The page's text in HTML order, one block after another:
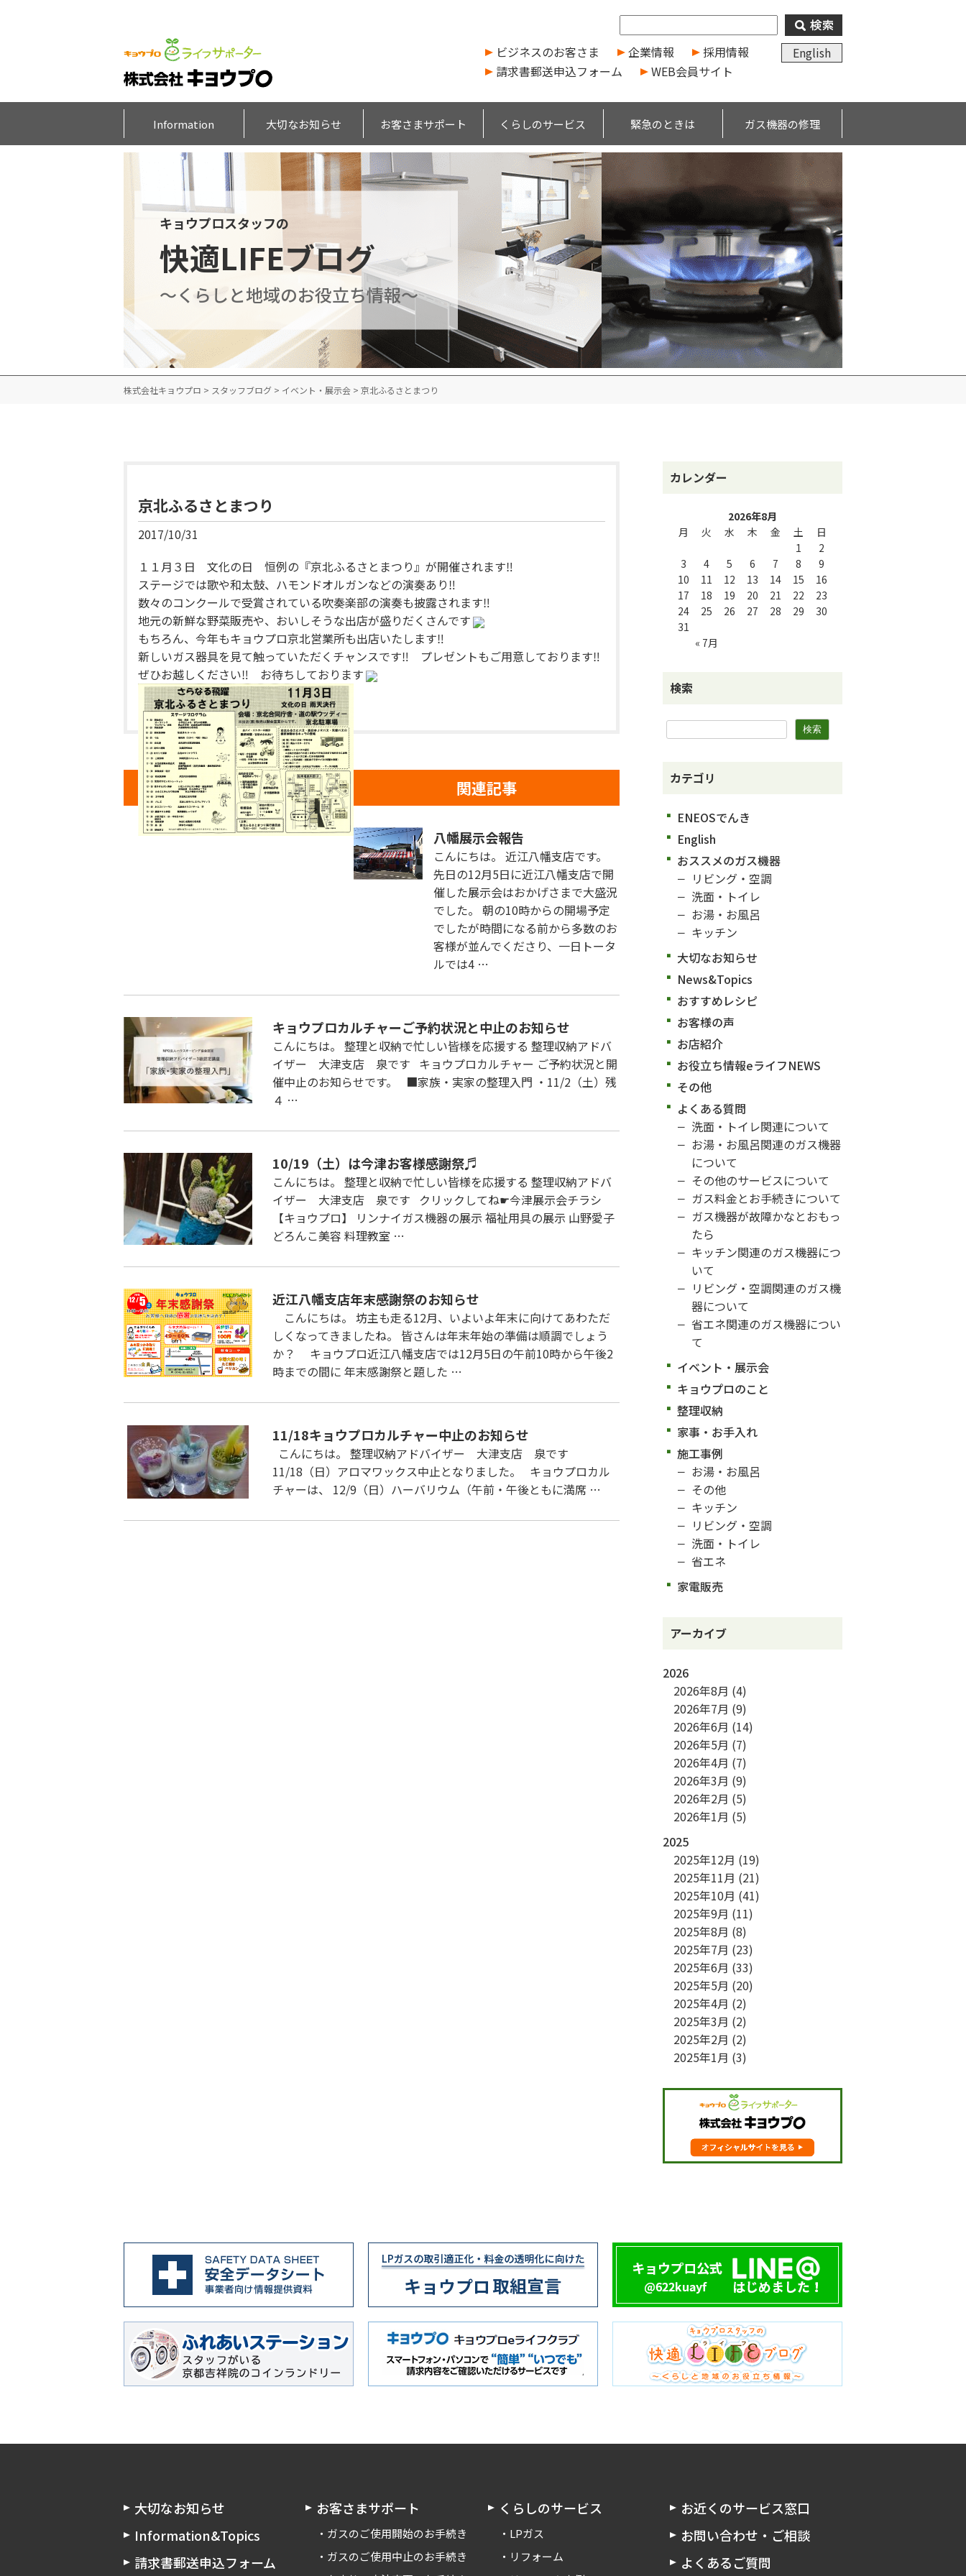
ビジネスのお客さま 企業情報 採用情報
English
請求書郵送申込フォーム
WEB会員サイト
Information 大切なお知らせ お客さまサポート くらしのサービス 緊急のときは ガス機器の修理
キョウプロスタッフの
快適LIFEブログ
～くらしと地域のお役立ち情報～
株式会社キョウプロ > スタッフブログ > イベント・展示会 > 京北ふるさとまつり
京北ふるさとまつり
2017/10/31
１１月３日 文化の日 恒例の『京北ふるさとまつり』が開催されます‼
ステージでは歌や和太鼓、ハモンドオルガンなどの演奏あり‼
数々のコンクールで受賞されている吹奏楽部の演奏も披露されます‼
地元の新鮮な野菜販売や、おいしそうな出店が盛りだくさんです
もちろん、今年もキョウプロ京北営業所も出店いたします‼
新しいガス器具を見て触っていただくチャンスです‼ プレゼントもご用意しております‼
ぜひお越しください‼ お待ちしております
関連記事
八幡展示会報告
こんにちは。 近江八幡支店です。
先日の12月5日に近江八幡支店で開
催した展示会はおかげさまで大盛況
でした。 朝の10時からの開場予定
でしたが時間になる前から多数のお
客様が並んでくださり、一日トータ
ルでは4 …
キョウプロカルチャーご予約状況と中止のお知らせ
こんにちは。 整理と収納で忙しい皆様を応援する 整理収納アドバ
イザー 大津支店 泉です キョウプロカルチャー ご予約状況と開
催中止のお知らせです。 ■家族・実家の整理入門 ・11/2（土）残
４ …
10/19（土）は今津お客様感謝祭♬
こんにちは。 整理と収納で忙しい皆様を応援する 整理収納アドバ
イザー 大津支店 泉です クリックしてね☛今津展示会チラシ
【キョウプロ】 リンナイガス機器の展示 福祉用具の展示 山野愛子
どろんこ美容 料理教室 …
近江八幡支店年末感謝祭のお知らせ
こんにちは。 坊主も走る12月、いよいよ年末に向けてあわただ
しくなってきましたね。 皆さんは年末年始の準備は順調でしょう
か？ キョウプロ近江八幡支店では12月5日の午前10時から午後2
時までの間に 年末感謝祭と題した …
11/18キョウプロカルチャー中止のお知らせ
こんにちは。 整理収納アドバイザー 大津支店 泉です
11/18（日）アロマワックス中止となりました。 キョウプロカル
チャーは、 12/9（日）ハーバリウム（午前・午後ともに満席 …
カレンダー
2026年8月
月
火 水 木 金 土 日
« 7月
1
2
3
4 5 6 7 8
9
10
11 12 13 14 15
16
17
18 19 20 21 22
23
24
25 26 27 28 29
30
31
検索
カテゴリ
ENEOSでんき
English
おススメのガス機器
リビング・空調
洗面・トイレ
お湯・お風呂
キッチン
大切なお知らせ
News&Topics
おすすめレシピ
お客様の声
お店紹介
お役立ち情報eライフNEWS
その他
よくある質問
洗面・トイレ関連について
お湯・お風呂関連のガス機器
について
その他のサービスについて
ガス料金とお手続きについて
ガス機器が故障かなとおもっ
たら
キッチン関連のガス機器につ
いて
リビング・空調関連のガス機
器について
省エネ関連のガス機器につい
て
イベント・展示会
キョウプロのこと
整理収納
家事・お手入れ
施工事例
お湯・お風呂
その他
キッチン
リビング・空調
洗面・トイレ
省エネ
家電販売
アーカイブ
2026
2026年8月 (4)
2026年7月 (9)
2026年6月 (14)
2026年5月 (7)
2026年4月 (7)
2026年3月 (9)
2026年2月 (5)
2026年1月 (5)
2025
2025年12月 (19)
2025年11月 (21)
2025年10月 (41)
2025年9月 (11)
2025年8月 (8)
2025年7月 (23)
2025年6月 (33)
2025年5月 (20)
2025年4月 (2)
2025年3月 (2)
2025年2月 (2)
2025年1月 (3)
大切なお知らせ
Information&Topics
請求書郵送申込フォーム
お客さまサポート
ガスのご使用開始のお手続き
ガスのご使用中止のお手続き
くらしのサービス
LPガス
リフォーム
お近くのサービス窓口
お問い合わせ・ご相談
よくあるご質問